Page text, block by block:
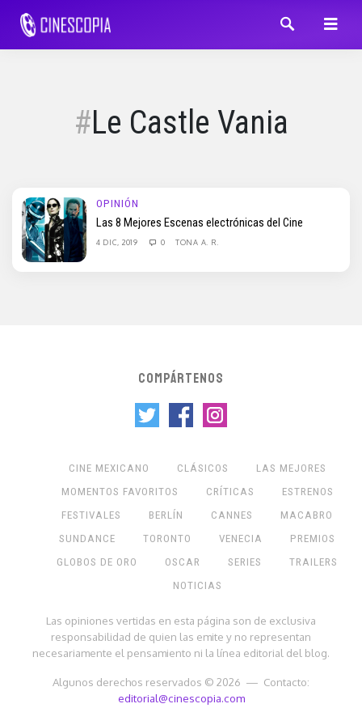
Le Castle Vania
OPINIÓN
Las 8 Mejores Escenas electrónicas del Cine
4 DIC, 2019 0 TONA A. R.
COMPÁRTENOS
CINE MEXICANO CLÁSICOS
LAS MEJORES
MOMENTOS FAVORITOS
CRÍTICAS
ESTRENOS
FESTIVALES
BERLÍN CANNES
MACABRO
SUNDANCE
TORONTO VENECIA
PREMIOS
GLOBOS DE ORO
OSCAR SERIES
TRAILERS
NOTICIAS
Las opiniones vertidas en esta página son de exclusiva
responsabilidad de quien las emite y no representan
necesariamente el pensamiento ni la línea editorial del blog.
Algunos derechos reservados © 2026 — Contacto:
editorial@cinescopia.com